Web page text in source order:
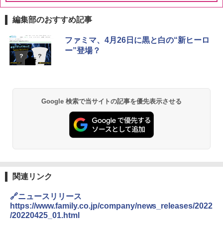
1
ブラックニッカ ニッカ Nikka ウィスキ
ー4000ml ブラックニッカクリア ウヰス
キー 【日本 アサヒ ウィスキー】 大容量
角瓶 2700ml サントリー ウイスキー ハ
イボール 大容量
1
チキンラーメン どんぶり 85g×12個 日清
食品 インスタント カップ麺
【公式】ブタメン とんこつ味 35g×15個
| 業務用 夜食 カップラーメン ミニカップ
麺 小腹 インスタント アウトドアにも ロ
ーリングストック 大人買い おやつカン
パニー
3
1
シャープ 過熱水蒸気 オーブンレンジ 26
L コンベクション 2段調理 ホワイト RE-
SS26B-W
[山善] スチームオーブンレンジ 25L 一人
暮らし 二人暮らし フラットテーブル ス
チーム調理 自動メニュー19種搭載 角皿
付き ブラック MRK-F250TSV(B)
3
ーム調理 フラットテーブル トースト機
編集部のおすすめ記事
ファミマ、4月26日に黒と白の“新ヒーロ
ー”登場？
Google 検索で当サイトの記事を優先表示させる
関連リンク
🔗ニュースリリース
https://www.family.co.jp/company/news_releases/2022
/20220425_01.html